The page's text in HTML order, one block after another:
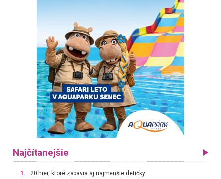
Najčítanejšie
1. 20 hier, ktoré zabavia aj najmenšie detičky